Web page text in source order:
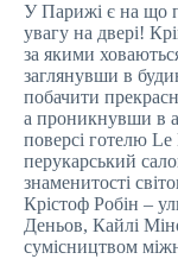
У Парижі є на що
увагу на двері!
за якими
заглянувши в
побачити
а проникнувши в
поверсі готелю
перукарський
знаменитості
Крістоф Робін –
Деньов, Кайлі
сумісництвом